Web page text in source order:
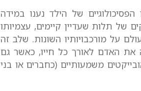
של הילד נענו במידה
תלות שעדיין קיימים, עצמיותו
על מורכבויותיו השונות. שלב זה
את האדם לאורך כל חייו, כאשר גם
משמעותיים (כחברים או בני